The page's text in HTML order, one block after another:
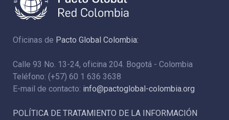
Oficinas de Pacto Global Colombia:
Calle 93 No. 13-24, oficina 204. Bogotá - Colombia
Teléfono: (+57) 60 1 636 3638
E-mail de contacto: info@pactoglobal-colombia.org
POLÍTICA DE TRATAMIENTO DE LA INFORMACIÓN